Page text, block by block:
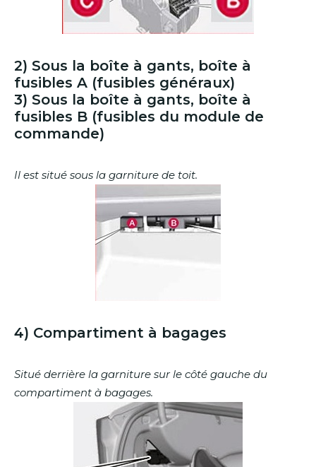
2) Sous la boîte à gants, boîte à
fusibles A (fusibles généraux)
3) Sous la boîte à gants, boîte à
fusibles B (fusibles du module de
commande)
Il est situé sous la garniture de toit.
4) Compartiment à bagages
Situé derrière la garniture sur le côté gauche du
compartiment à bagages.